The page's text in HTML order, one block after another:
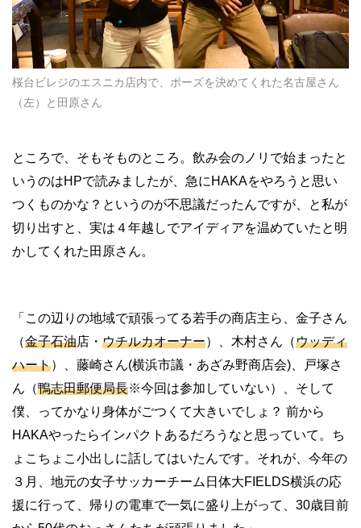
桜台ビレジのエスニカ店内で、ポーズを決めてくれた名古屋さん
（左）と田原さん
ところで、そもそものところ。飲み会のノリで始まったと
いうのはHPで読みましたが、急にHAKAをやろうと思い
つくものかな？というのが不思議だったんですが、と私が
切り出すと、実は４年越しでアイディアを温めていたと明
かしてくれた田原さん。
「この辺りの地域で頑張ってる若手の商店主ら、金子さん
（金子石油店・ ウチルカオーナー）、木村さん（ウッディ
ハート）、藤崎さん(横浜市議・あざみ野商店会)、戸塚さ
ん（鴨志田郵便局長※今回は参加していない）、そして
僕、ってかなり身体がごつくて大きいでしょ？ 前から
HAKAやったらインパクトあるだろうなと思っていて。ち
ょこちょこ小出しに話してはいたんです。それが、今年の
３月、地元の女子サッカーチーム日体大FIELDS横浜の応
援に行って、帰りの電車で一気に盛り上がって、30歳目前